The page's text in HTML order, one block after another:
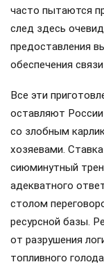
часто пытаются
след здесь
предоставления
обеспечения
Все эти
оставляют
со злобным
хозяевами.
сиюминутный
адекватного
столом
ресурсной базы.
от разрушения
топливного